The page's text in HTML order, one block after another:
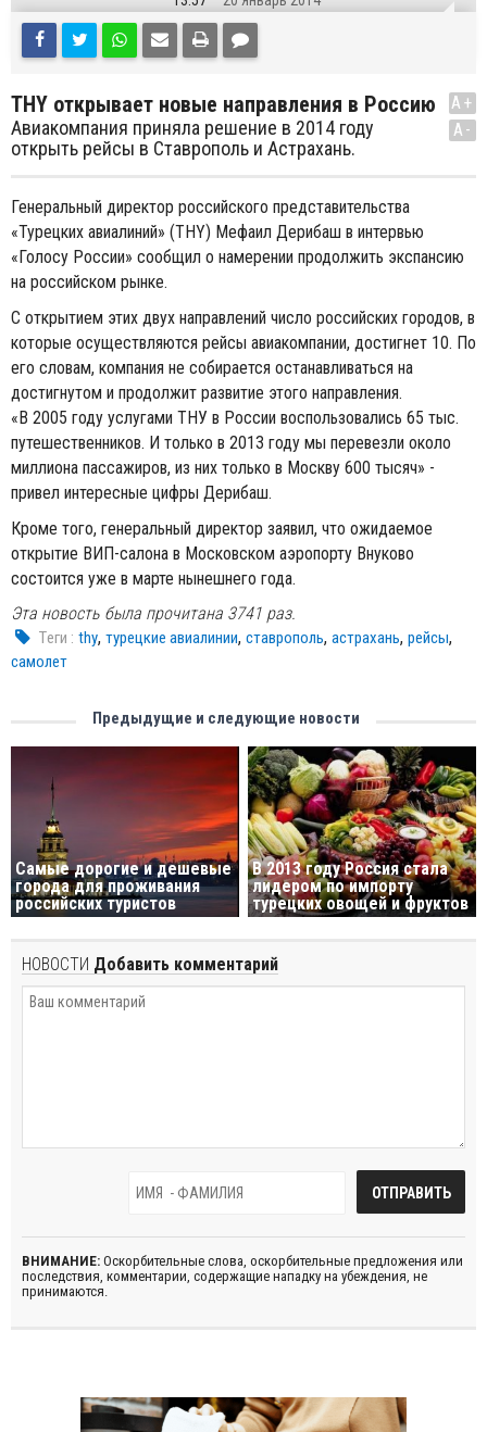
THY открывает новые направления в Россию
Авиакомпания приняла решение в 2014 году
открыть рейсы в Ставрополь и Астрахань.
A+
A-
Генеральный директор российского представительства
«Турецких авиалиний» (THY) Мефаил Дерибаш в интервью
«Голосу России» сообщил о намерении продолжить экспансию
на российском рынке.
С открытием этих двух направлений число российских городов, в
которые осуществляются рейсы авиакомпании, достигнет 10. По
его словам, компания не собирается останавливаться на
достигнутом и продолжит развитие этого направления.
«В 2005 году услугами ТНУ в России воспользовались 65 тыс.
путешественников. И только в 2013 году мы перевезли около
миллиона пассажиров, из них только в Москву 600 тысяч» -
привел интересные цифры Дерибаш.
Кроме того, генеральный директор заявил, что ожидаемое
открытие ВИП-салона в Московском аэропорту Внуково
состоится уже в марте нынешнего года.
Эта новость была прочитана 3741 раз.
Tеги : thy,турецкие авиалинии,ставрополь,астрахань,рейсы,
самолет
Предыдущие и следующие новости
Самые дорогие и дешевые
города для проживания
российских туристов
В 2013 году Россия стала
лидером по импорту
турецких овощей и фруктов
НОВОСТИ Добавить комментарий
ВНИМАНИЕ: Оскорбительные слова, оскорбительные предложения или
последствия, комментарии, содержащие нападку на убеждения, не
принимаются.